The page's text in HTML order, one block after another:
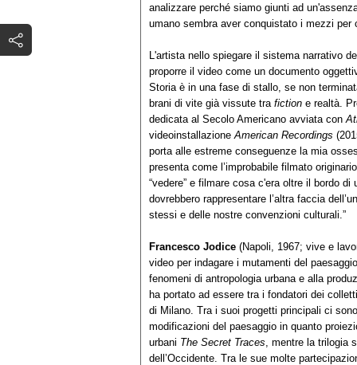
analizzare perché siamo giunti ad
umano sembra aver conquistato i mezzi
L'artista nello spiegare il sistema narrativo
proporre il video come un documento
Storia è in una fase di stallo, se non
brani di vite già vissute tra fiction e realtà.
dedicata al Secolo Americano avviata con
videoinstallazione American Recordings
porta alle estreme conseguenze la mia
presenta come l’improbabile filmato
“vedere” e filmare cosa c'era oltre il bordo
dovrebbero rappresentare l’altra faccia
stessi e delle nostre convenzioni culturali.”
Francesco Jodice (Napoli, 1967; vive e
video per indagare i mutamenti del
fenomeni di antropologia urbana e alla
ha portato ad essere tra i fondatori dei
di Milano. Tra i suoi progetti principali ci
modificazioni del paesaggio in quanto
urbani The Secret Traces , mentre la trilogia
dell’Occidente. Tra le sue molte